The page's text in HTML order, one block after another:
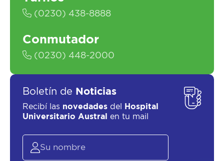
(0230) 438-8888
Conmutador
(0230) 448-2000
Boletín de Noticias
Recibí las novedades del
Hospital
Universitario Austral
en tu mail